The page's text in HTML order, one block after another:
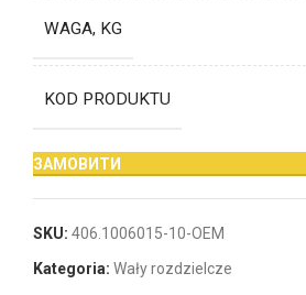
WAGA, KG
KOD PRODUKTU
ЗАМОВИТИ
SKU: 406.1006015-10-OEM
Kategoria: Wały rozdzielcze